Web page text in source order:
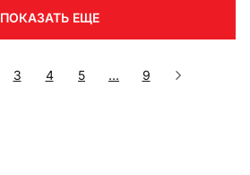
ПОКАЗАТЬ ЕЩЕ
3 4 5 ... 9